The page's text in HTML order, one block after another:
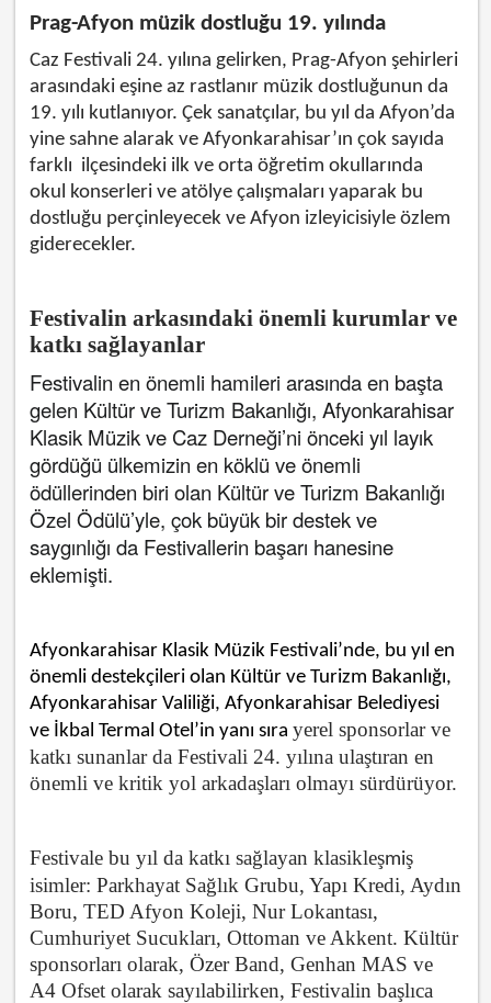
Prag-Afyon müzik dostluğu 19. yılında
Caz Festivali 24. yılına gelirken, Prag-Afyon şehirleri
arasındaki eşine az rastlanır müzik dostluğunun da
19. yılı kutlanıyor. Çek sanatçılar, bu yıl da Afyon’da
yine sahne alarak ve Afyonkarahisar’ın çok sayıda
farklı ilçesindeki ilk ve orta öğretim okullarında
okul konserleri ve atölye çalışmaları yaparak bu
dostluğu perçinleyecek ve Afyon izleyicisiyle özlem
giderecekler.
Festivalin arkasındaki önemli kurumlar ve
katkı sağlayanlar
Festivalin en önemli hamileri arasında en başta
gelen Kültür ve Turizm Bakanlığı, Afyonkarahisar
Klasik Müzik ve Caz Derneği’ni önceki yıl layık
gördüğü ülkemizin en köklü ve önemli
ödüllerinden biri olan Kültür ve Turizm Bakanlığı
Özel Ödülü’yle, çok büyük bir destek ve
saygınlığı da Festivallerin başarı hanesine
eklemişti.
Afyonkarahisar Klasik Müzik Festivali’nde, bu yıl en
önemli destekçileri olan Kültür ve Turizm Bakanlığı,
Afyonkarahisar Valiliği, Afyonkarahisar Belediyesi
ve İkbal Termal Otel’in yanı sırayerel sponsorlar ve
katkı sunanlar da Festivali 24. yılına ulaştıran en
önemli ve kritik yol arkadaşları olmayı sürdürüyor.
Festivale bu yıl da katkı sağlayan klasikleşmiş
isimler: Parkhayat Sağlık Grubu, Yapı Kredi, Aydın
Boru, TED Afyon Koleji, Nur Lokantası,
Cumhuriyet Sucukları, Ottoman ve Akkent. Kültür
sponsorları olarak, Özer Band, Genhan MAS ve
A4 Ofset olarak sayılabilirken, Festivalin başlıca